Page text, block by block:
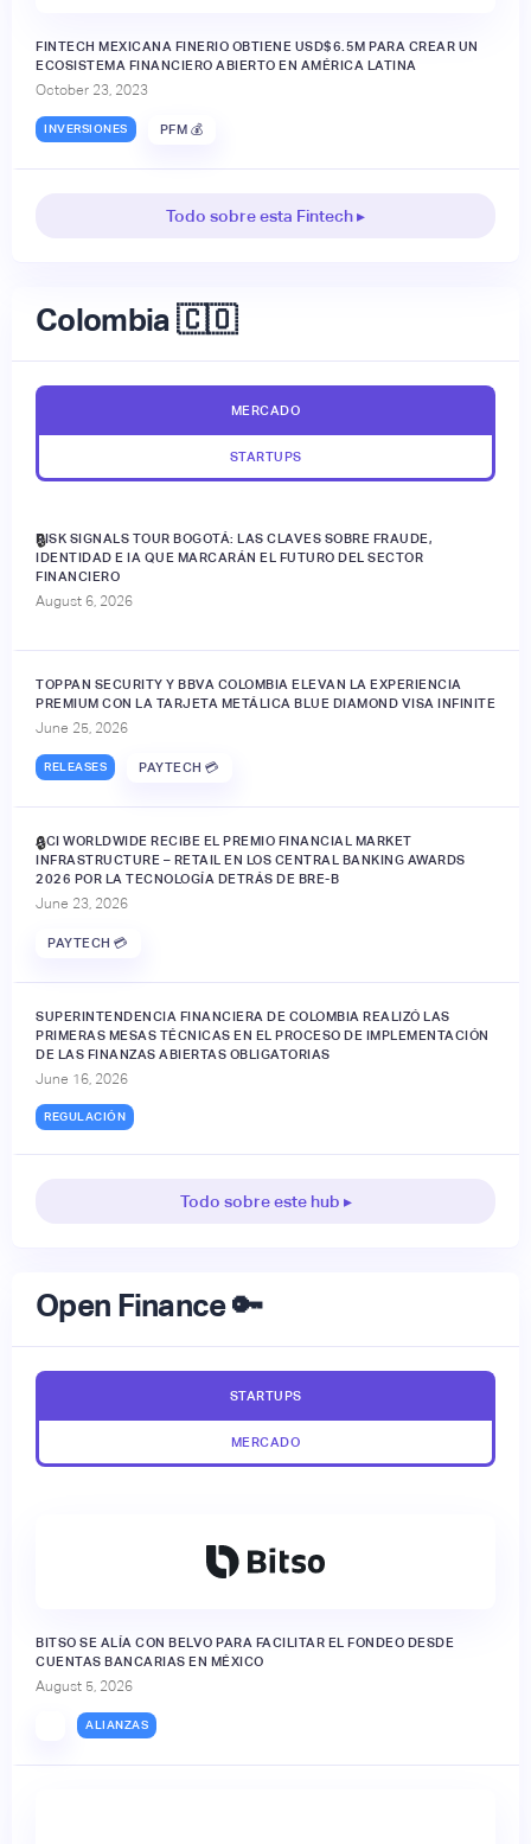
FINTECH MEXICANA FINERIO OBTIENE USD$6.5M PARA CREAR UN
ECOSISTEMA FINANCIERO ABIERTO EN AMÉRICA LATINA
October 23, 2023
INVERSIONES PFM 💰
Todo sobre esta Fintech ▸
Colombia 🇨🇴
MERCADO
STARTUPS
RISK SIGNALS TOUR BOGOTÁ: LAS CLAVES SOBRE FRAUDE,
IDENTIDAD E IA QUE MARCARÁN EL FUTURO DEL SECTOR
FINANCIERO
August 6, 2026
🔒
TOPPAN SECURITY Y BBVA COLOMBIA ELEVAN LA EXPERIENCIA
PREMIUM CON LA TARJETA METÁLICA BLUE DIAMOND VISA INFINITE
June 25, 2026
RELEASES PAYTECH 💳
ACI WORLDWIDE RECIBE EL PREMIO FINANCIAL MARKET
INFRASTRUCTURE – RETAIL EN LOS CENTRAL BANKING AWARDS
2026 POR LA TECNOLOGÍA DETRÁS DE BRE-B
June 23, 2026
PAYTECH 💳
🔒
SUPERINTENDENCIA FINANCIERA DE COLOMBIA REALIZÓ LAS
PRIMERAS MESAS TÉCNICAS EN EL PROCESO DE IMPLEMENTACIÓN
DE LAS FINANZAS ABIERTAS OBLIGATORIAS
June 16, 2026
REGULACIÓN
Todo sobre este hub ▸
Open Finance 🔑
STARTUPS
MERCADO
BITSO SE ALÍA CON BELVO PARA FACILITAR EL FONDEO DESDE
CUENTAS BANCARIAS EN MÉXICO
August 5, 2026
ALIANZAS